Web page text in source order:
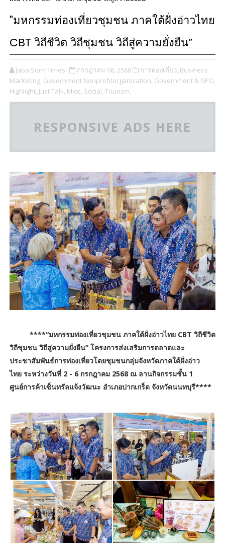
"มหกรรมท่องเที่ยวชุมชน ภาคใต้ฝั่งอ่าวไทย
CBT วิถีชีวิต วิถีชุมชน วิถีสู่ความยั่งยืน”
Jaba Siam Times กรกฎาคม 06, 2568 การท่องเที่ยว, Business
Marketing, Government Nonprofitorganization, Government & NPO,
Highlight, Just Talk, Mice, Social, Tourism,
RESPONSIVE ADS HERE
****“มหกรรมท่องเที่ยวชุมชน ภาคใต้ฝั่งอ่าวไทย CBT วิถีชีวิต
วิถีชุมชน วิถีสู่ความยั่งยืน” โครงการส่งเสริมการตลาดและ
ประชาสัมพันธ์การท่องเที่ยวโดยชุมชนกลุ่มจังหวัดภาคใต้ฝั่งอ่าว
ไทย ระหว่างวันที่ 2 - 6 กรกฎาคม 2568 ณ ลานกิจกรรมชั้น 1
ศูนย์การค้าเซ็นทรัลแจ้งวัฒนะ อำเภอปากเกร็ด จังหวัดนนทบุรี****